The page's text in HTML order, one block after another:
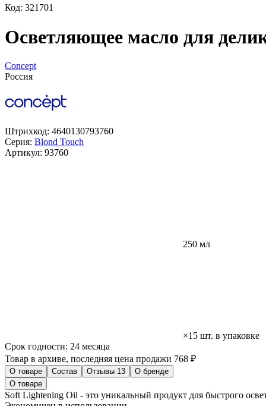
Код: 321701
Осветляющее масло для
Concept
Россия
Штрихкод: 4640130793760
Серия: Blond Touch
Артикул: 93760
250 мл
×15 шт. в упаковке
Срок годности: 24 месяца
Товар в архиве, последняя цена продажи 768 ₽
О товаре Состав Отзывы 13
О бренде
О товаре
Soft Lightening Oil - это уникальный продукт для быстрого